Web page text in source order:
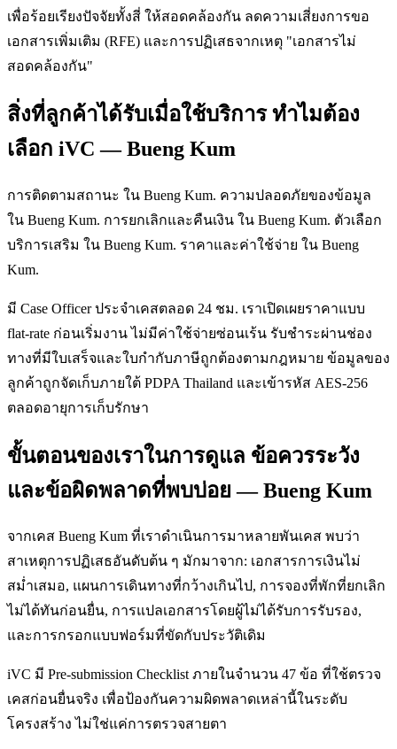
เพื่อร้อยเรียงปัจจัยทั้งสี่ ให้สอดคล้องกัน ลดความเสี่ยงการขอ
เอกสารเพิ่มเติม (RFE) และการปฏิเสธจากเหตุ "เอกสารไม่
สอดคล้องกัน"
สิ่งที่ลูกค้าได้รับเมื่อใช้บริการ ทำไมต้อง
เลือก iVC — Bueng Kum
การติดตามสถานะ ใน Bueng Kum. ความปลอดภัยของข้อมูล
ใน Bueng Kum. การยกเลิกและคืนเงิน ใน Bueng Kum. ตัวเลือก
บริการเสริม ใน Bueng Kum. ราคาและค่าใช้จ่าย ใน Bueng
Kum.
มี Case Officer ประจำเคสตลอด 24 ชม. เราเปิดเผยราคาแบบ
flat-rate ก่อนเริ่มงาน ไม่มีค่าใช้จ่ายซ่อนเร้น รับชำระผ่านช่อง
ทางที่มีใบเสร็จและใบกำกับภาษีถูกต้องตามกฎหมาย ข้อมูลของ
ลูกค้าถูกจัดเก็บภายใต้ PDPA Thailand และเข้ารหัส AES-256
ตลอดอายุการเก็บรักษา
ขั้นตอนของเราในการดูแล ข้อควรระวัง
และข้อผิดพลาดที่พบบ่อย — Bueng Kum
จากเคส Bueng Kum ที่เราดำเนินการมาหลายพันเคส พบว่า
สาเหตุการปฏิเสธอันดับต้น ๆ มักมาจาก: เอกสารการเงินไม่
สม่ำเสมอ, แผนการเดินทางที่กว้างเกินไป, การจองที่พักที่ยกเลิก
ไม่ได้ทันก่อนยื่น, การแปลเอกสารโดยผู้ไม่ได้รับการรับรอง,
และการกรอกแบบฟอร์มที่ขัดกับประวัติเดิม
iVC มี Pre-submission Checklist ภายในจำนวน 47 ข้อ ที่ใช้ตรวจ
เคสก่อนยื่นจริง เพื่อป้องกันความผิดพลาดเหล่านี้ในระดับ
โครงสร้าง ไม่ใช่แค่การตรวจสายตา